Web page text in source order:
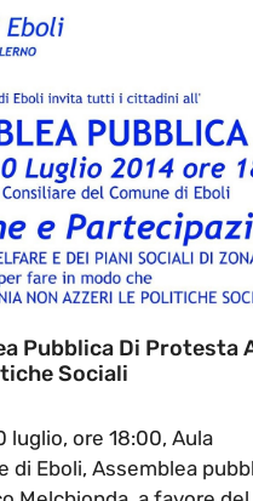
Pubblica Di Protesta
Sociali
luglio, ore 18:00, Aula
di Eboli, Assemblea